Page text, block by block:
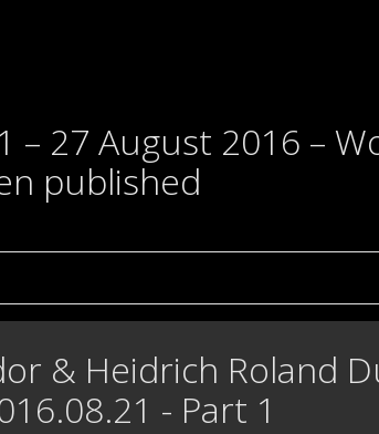
– 27 August 2016 –
published
& Heidrich Roland
- Part 1